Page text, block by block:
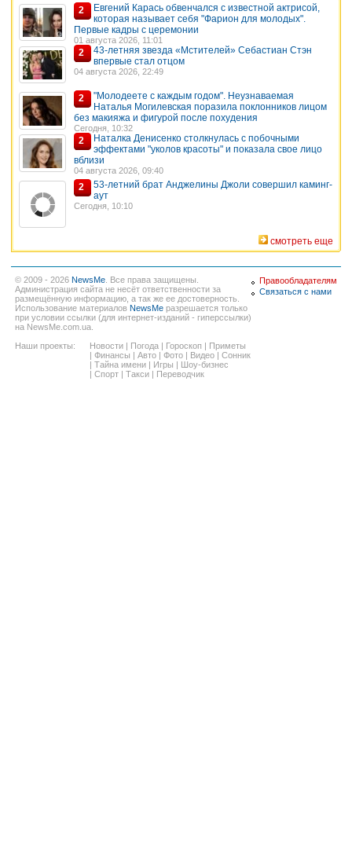
2
Евгений Карась обвенчался с известной актрисой,
которая называет себя "Фарион для молодых".
Первые кадры с церемонии
01 августа 2026, 11:01
2
43-летняя звезда «Мстителей» Себастиан Стэн
впервые стал отцом
04 августа 2026, 22:49
2
"Молодеете с каждым годом". Неузнаваемая
Наталья Могилевская поразила поклонников лицом
без макияжа и фигурой после похудения
Сегодня, 10:32
2
Наталка Денисенко столкнулась с побочными
эффектами "уколов красоты" и показала свое лицо
вблизи
04 августа 2026, 09:40
2
53-летний брат Анджелины Джоли совершил каминг-
аут
Сегодня, 10:10
смотреть еще
© 2009 - 2026 NewsMe . Все права защищены.
Администрация сайта не несёт ответственности за
размещённую информацию, а так же ее достоверность.
Использование материалов NewsMe разрешается только
при условии ссылки (для интернет-изданий - гиперссылки)
на NewsMe.com.ua.
Наши проекты:
Новости | Погода | Гороскоп | Приметы
| Финансы | Авто | Фото | Видео | Сонник
| Тайна имени | Игры | Шоу-бизнес
| Спорт | Такси | Переводчик
Правообладателям
Связаться с нами